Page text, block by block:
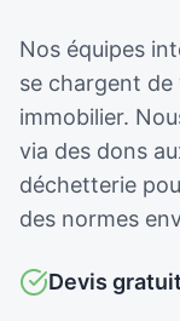
Nos équipes
se chargent
immobilier.
via des dons
déchetterie
des normes
Devis